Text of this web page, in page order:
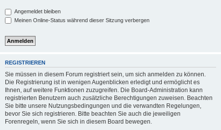
Angemeldet bleiben
Meinen Online-Status während dieser Sitzung verbergen
REGISTRIEREN
Sie müssen in diesem Forum registriert sein, um sich anmelden zu können.
Die Registrierung ist in wenigen Augenblicken erledigt und ermöglicht es
Ihnen, auf weitere Funktionen zuzugreifen. Die Board-Administration kann
registrierten Benutzern auch zusätzliche Berechtigungen zuweisen. Beachten
Sie bitte unsere Nutzungsbedingungen und die verwandten Regelungen,
bevor Sie sich registrieren. Bitte beachten Sie auch die jeweiligen
Forenregeln, wenn Sie sich in diesem Board bewegen.